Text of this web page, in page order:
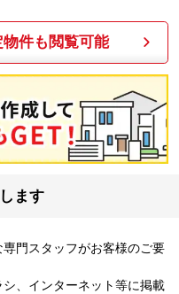
件も閲覧可能
ます
門スタッフがお客様のご要
、インターネット等に掲載